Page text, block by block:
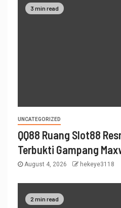
3 min read
UNCATEGORIZED
QQ88 Ruang Slot88
Terbukti Gampang
August 4, 2026 hekeye3118
2 min read